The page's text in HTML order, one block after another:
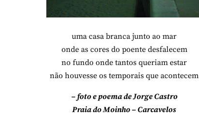
uma casa branca junto ao mar
onde as cores do poente desfalecem
no fundo onde tantos queriam estar
não houvesse os temporais que acontecem
– foto e poema de Jorge Castro
Praia do Moinho – Carcavelos